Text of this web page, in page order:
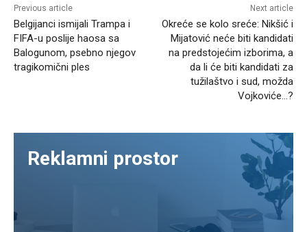
Previous article
Belgijanci ismijali Trampa i
FIFA-u poslije haosa sa
Balogunom, psebno njegov
tragikomični ples
Next article
Okreće se kolo sreće: Nikšić i
Mijatović neće biti kandidati
na predstojećim izborima, a
da li će biti kandidati za
tužilaštvo i sud, možda
Vojkoviće…?
Reklamni prostor